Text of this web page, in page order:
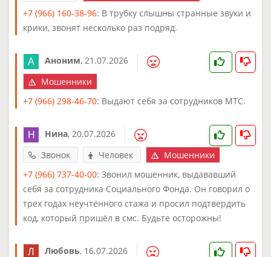
+7 (966) 160-38-96: В трубку слышны странные звуки и
крики, звонят несколько раз подряд.
Аноним, 21.07.2026
Мошенники
+7 (966) 298-46-70: Выдают себя за сотрудников МТС.
Нина, 20.07.2026
Звонок
Человек
Мошенники
+7 (966) 737-40-00: Звонил мошенник, выдававший
себя за сотрудника Социального Фонда. Он говорил о
трех годах неучтённого стажа и просил подтвердить
код, который пришёл в смс. Будьте осторожны!
Любовь, 16.07.2026